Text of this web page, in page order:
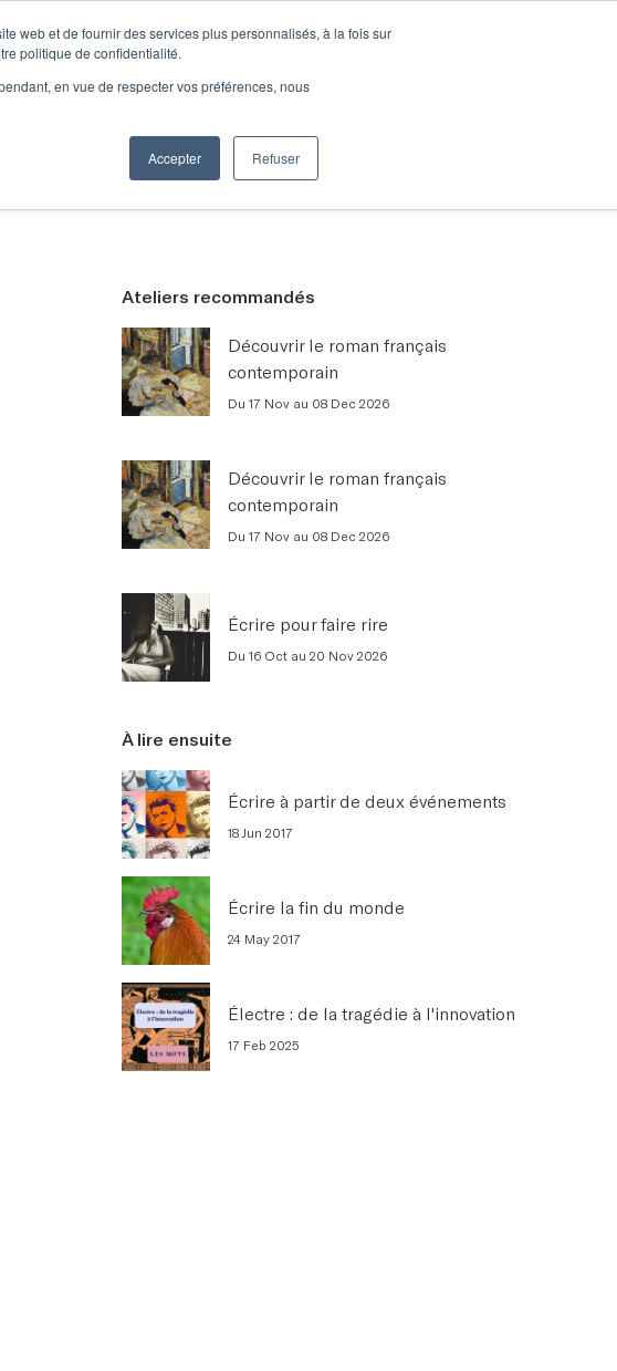
web et de fournir des services plus personnalisés, à la fois sur
politique de confidentialité.
en vue de respecter vos préférences, nous
Accepter Refuser
Se connecter Je découvre les ateliers
Entreprises
Ateliers recommandés
Découvrir le roman français
contemporain
Du 17 Nov au 08 Dec 2026
Découvrir le roman français
contemporain
Du 17 Nov au 08 Dec 2026
Écrire pour faire rire
Du 16 Oct au 20 Nov 2026
À lire ensuite
Écrire à partir de deux événements
18 Jun 2017
Écrire la fin du monde
24 May 2017
Électre : de la tragédie à l'innovation
17 Feb 2025